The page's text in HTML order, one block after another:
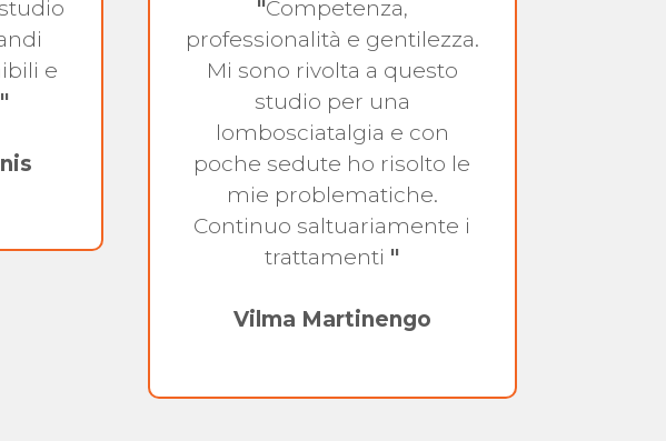
e
"
"Competenza,
professionalità e gentilezza.
Mi sono rivolta a questo
studio per una
lombosciatalgia e con
poche sedute ho risolto le
mie problematiche.
Continuo saltuariamente i
trattamenti "
Vilma Martinengo